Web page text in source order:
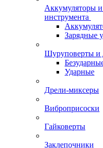
Аккумуляторы и
инструмента
Зарядные
Шуруповерты и
Ударные
Дрели-миксеры
Виброприсоски
Гайковерты
Заклепочники